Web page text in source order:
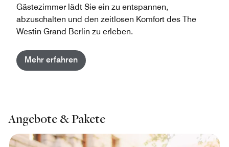
Gästezimmer lädt Sie ein zu entspannen,
abzuschalten und den zeitlosen Komfort des The
Westin Grand Berlin zu erleben.
Mehr erfahren
Angebote & Pakete